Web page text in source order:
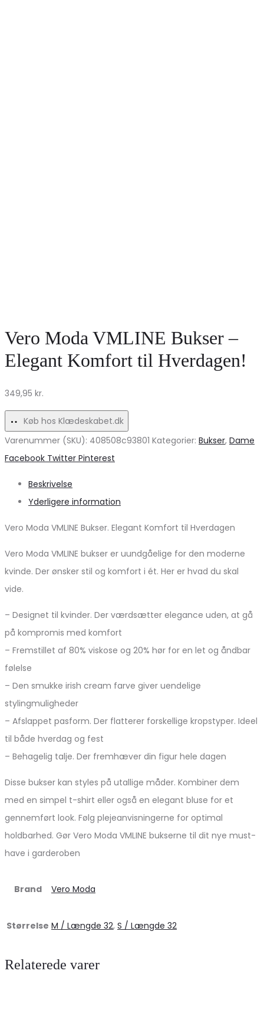
Vero Moda VMLINE Bukser –
Elegant Komfort til Hverdagen!
349,95 kr.
Køb hos Klædeskabet.dk
Varenummer (SKU): 408508c93801 Kategorier: Bukser, Dame
Share
Facebook Twitter Pinterest
Beskrivelse
Yderligere information
Vero Moda VMLINE Bukser. Elegant Komfort til Hverdagen
Vero Moda VMLINE bukser er uundgåelige for den moderne
kvinde. Der ønsker stil og komfort i ét. Her er hvad du skal
vide.
– Designet til kvinder. Der værdsætter elegance uden, at gå
på kompromis med komfort
– Fremstillet af 80% viskose og 20% hør for en let og åndbar
følelse
– Den smukke irish cream farve giver uendelige
stylingmuligheder
– Afslappet pasform. Der flatterer forskellige kropstyper. Ideel
til både hverdag og fest
– Behagelig talje. Der fremhæver din figur hele dagen
Disse bukser kan styles på utallige måder. Kombiner dem
med en simpel t-shirt eller også en elegant bluse for et
gennemført look. Følg plejeanvisningerne for optimal
holdbarhed. Gør Vero Moda VMLINE bukserne til dit nye must-
have i garderoben
Brand Vero Moda
Størrelse M / Længde 32, S / Længde 32
Relaterede varer